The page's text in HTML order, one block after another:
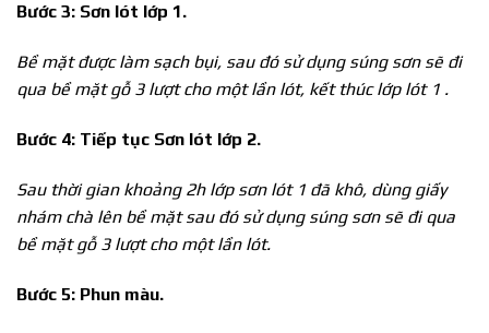
Bước 3: Sơn lót lớp 1.
Bề mặt được làm sạch bụi, sau đó sử dụng súng sơn sẽ đi
qua bề mặt gỗ 3 lượt cho một lần lót, kết thúc lớp lót 1 .
Bước 4: Tiếp tục Sơn lót lớp 2.
Sau thời gian khoảng 2h lớp sơn lót 1 đã khô, dùng giấy
nhám chà lên bề mặt sau đó sử dụng súng sơn sẽ đi qua
bề mặt gỗ 3 lượt cho một lần lót.
Bước 5: Phun màu.